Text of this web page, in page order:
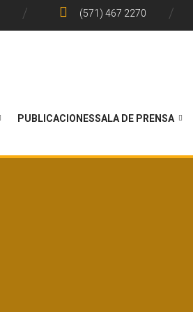
(571) 467 2270
PUBLICACIONESSALA DE PRENSA